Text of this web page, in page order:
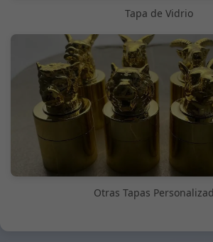
Tapa de Vidrio
Otras Tapas